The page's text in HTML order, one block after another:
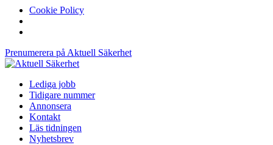
Cookie Policy
Prenumerera på Aktuell Säkerhet
Lediga jobb
Tidigare nummer
Annonsera
Kontakt
Läs tidningen
Nyhetsbrev